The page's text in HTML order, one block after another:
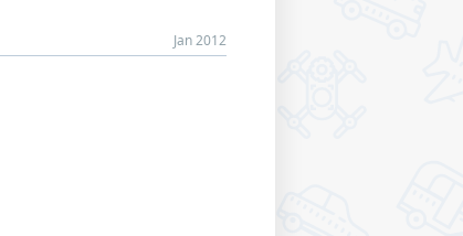
Jan 2012